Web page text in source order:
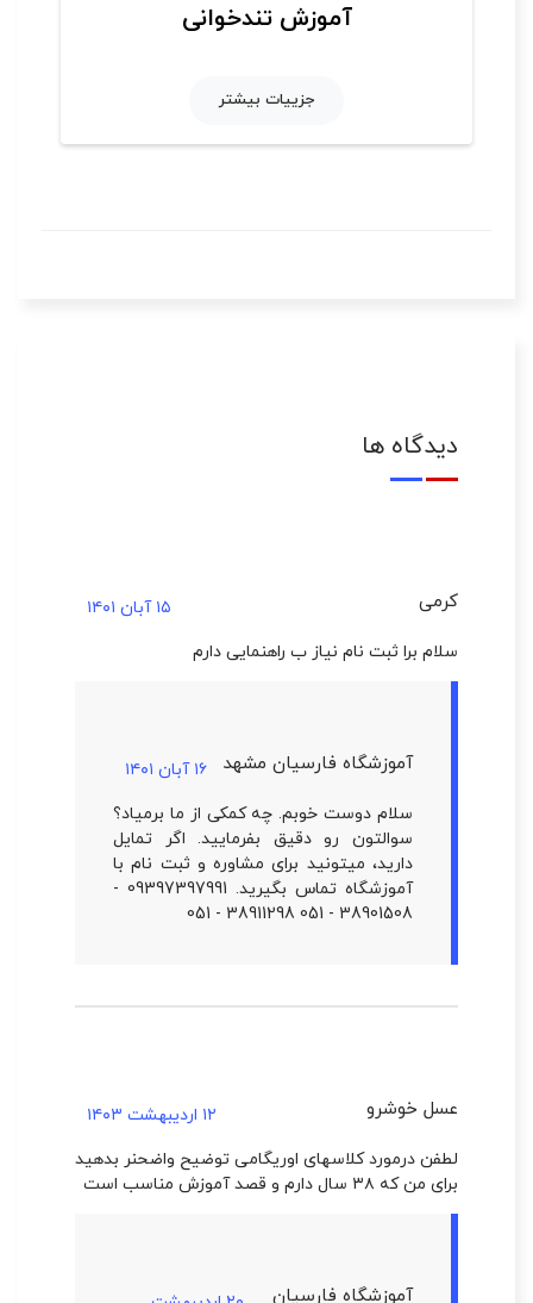
آموزش تندخوانی
جزییات بیشتر
دیدگاه ها
کرمی
۱۵ آبان ۱۴۰۱
سلام برا ثبت نام نیاز ب راهنمایی دارم
آموزشگاه فارسیان مشهد
۱۶ آبان ۱۴۰۱
سلام دوست خوبم. چه کمکی از ما برمیاد؟
سوالتون رو دقیق بفرمایید. اگر تمایل
دارید، میتونید برای مشاوره و ثبت نام با
آموزشگاه تماس بگیرید. 09397397991 -
38901508 - 051 38911298 - 051
عسل خوشرو
۱۲ اردیبهشت ۱۴۰۳
لطفن درمورد کلاسهای اوریگامی توضیح واضحنر بدهید
برای من که ۳۸ سال دارم و قصد آموزش مناسب است
آموزشگاه فارسیان